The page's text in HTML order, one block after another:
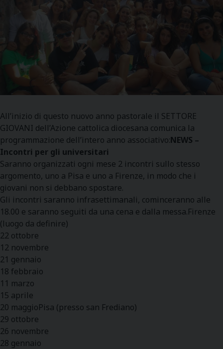
All’inizio di questo nuovo anno pastorale il SETTORE
GIOVANI dell’Azione cattolica diocesana comunica la
programmazione dell’intero anno associativo:NEWS –
Incontri per gli universitari
Saranno organizzati ogni mese 2 incontri sullo stesso
argomento, uno a Pisa e uno a Firenze, in modo che i
giovani non si debbano spostare.
Gli incontri saranno infrasettimanali, cominceranno alle
18.00 e saranno seguiti da una cena e dalla messa.Firenze
(luogo da definire)
22 ottobre
12 novembre
21 gennaio
18 febbraio
11 marzo
15 aprile
20 maggioPisa (presso san Frediano)
29 ottobre
26 novembre
28 gennaio